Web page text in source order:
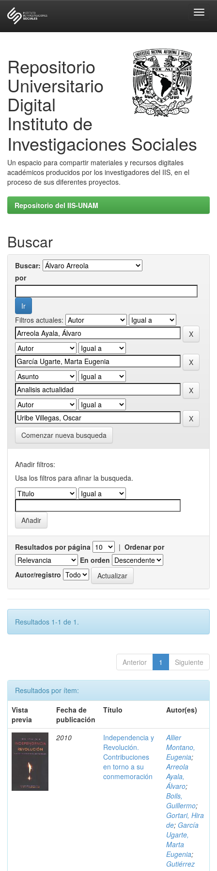
Repositorio
Universitario
Digital
Instituto de
Investigaciones Sociales
Un espacio para compartir materiales y recursos digitales
académicos producidos por los investigadores del IIS, en el
proceso de sus diferentes proyectos.
Repositorio del IIS-UNAM
Buscar
Buscar:
por
Filtros actuales:
Comenzar nueva busqueda
Añadir filtros:
Usa los filtros para afinar la busqueda.
Resultados por página | Ordenar por
En orden
Autor/registro
Resultados 1-1 de 1.
Anterior 1 Siguiente
Resultados por ítem:
Vista
previa
Fecha de
publicación
Título Autor(es)
2010
Independencia y
Revolución.
Contribuciones
en torno a su
conmemoración
Allier
Montano,
Eugenia;
Arreola
Ayala,
Álvaro;
Boils,
Guillermo;
Gortari, Hira
de; García
Ugarte,
Marta
Eugenia;
Gutiérrez